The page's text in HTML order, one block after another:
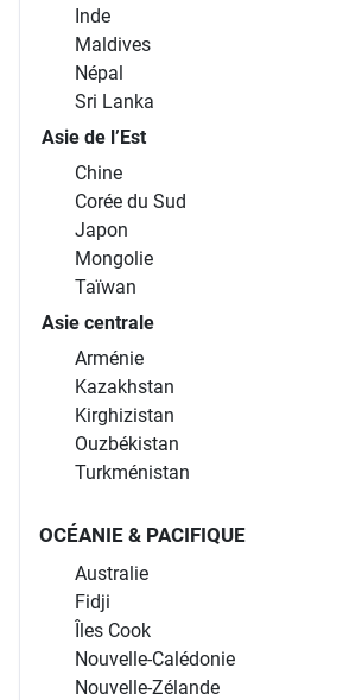
Inde
Maldives
Népal
Sri Lanka
Asie de l’Est
Chine
Corée du Sud
Japon
Mongolie
Taïwan
Asie centrale
Arménie
Kazakhstan
Kirghizistan
Ouzbékistan
Turkménistan
OCÉANIE & PACIFIQUE
Australie
Fidji
Îles Cook
Nouvelle-Calédonie
Nouvelle-Zélande